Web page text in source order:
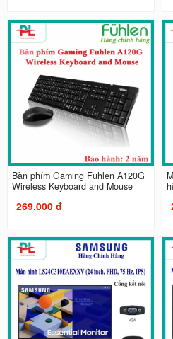
Bàn phím Gaming Fuhlen A120G
Wireless Keyboard and Mouse
269.000 đ